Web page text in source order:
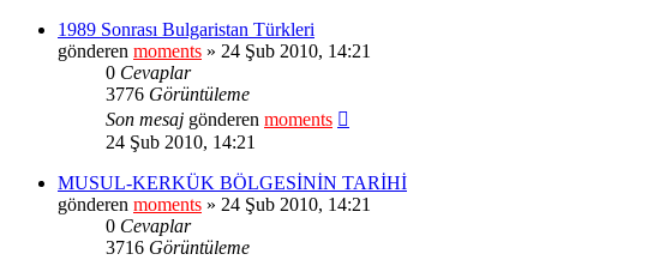
1989 Sonrası Bulgaristan Türkleri
gönderen moments » 24 Şub 2010, 14:21
0 Cevaplar
3776 Görüntüleme
Son mesaj gönderen moments
24 Şub 2010, 14:21
MUSUL-KERKÜK BÖLGESİNİN TARİHİ
gönderen moments » 24 Şub 2010, 14:21
0 Cevaplar
3716 Görüntüleme